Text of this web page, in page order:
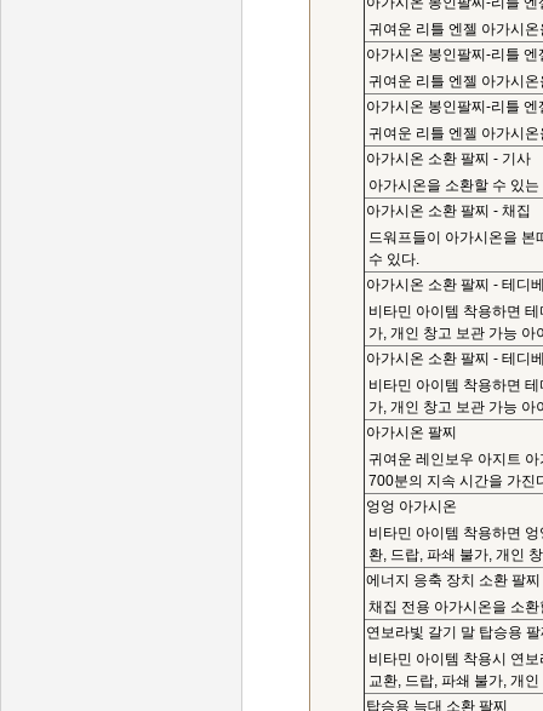
귀여운 리틀 엔젤 아가시
아가시온 봉인팔찌-리틀 엔
귀여운 리틀 엔젤 아가시
아가시온 봉인팔찌-리틀 엔
귀여운 리틀 엔젤 아가시
아가시온 소환 팔찌 - 기사
아가시온을 소환할 수 있
아가시온 소환 팔찌 - 채집
드워프들이 아가시온을 본
수 있다.
아가시온 소환 팔찌 - 테디
비타민 아이템 착용하면
가, 개인 창고 보관 가능 아
아가시온 소환 팔찌 - 테디
비타민 아이템 착용하면
가, 개인 창고 보관 가능 아
아가시온 팔찌
귀여운 레인보우 아지트
700분의 지속 시간을 가진
엉엉 아가시온
비타민 아이템 착용하면
환, 드랍, 파쇄 불가, 개인
에너지 응축 장치 소환 팔찌
채집 전용 아가시온을 소
연보라빛 갈기 말 탑승용
비타민 아이템 착용시 연
교환, 드랍, 파쇄 불가, 개
탑승용 늑대 소환 팔찌